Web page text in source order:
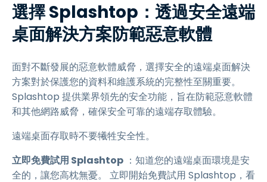
選擇 Splashtop：透過安全遠端
桌面解決方案防範惡意軟體
面對不斷發展的惡意軟體威脅，選擇安全的遠端桌面解決
方案對於保護您的資料和維護系統的完整性至關重要。
Splashtop 提供業界領先的安全功能，旨在防範惡意軟體
和其他網路威脅，確保安全可靠的遠端存取體驗。
遠端桌面存取時不要犧牲安全性。
立即免費試用 Splashtop ：知道您的遠端桌面環境是安
全的，讓您高枕無憂。 立即開始免費試用 Splashtop，看